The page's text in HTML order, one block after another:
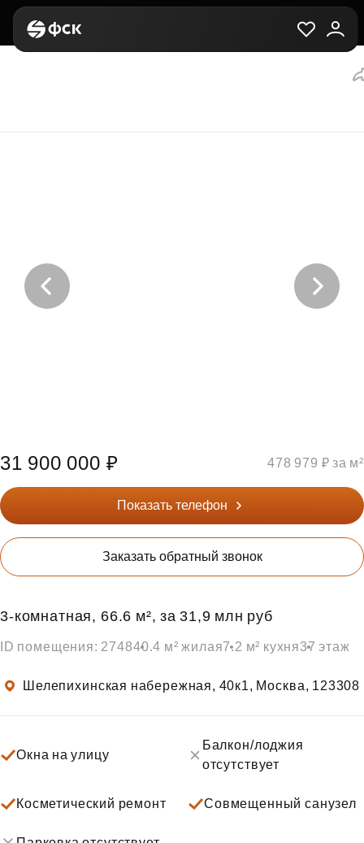
3-комнатная, 66.6
31 900 000 ₽ 478 979 ₽ за м²
Показать телефон
Заказать обратный звонок
3‑комнатная, 66.6 м², за 31,9 млн руб
ID помещения: 274840.4 м² жилая7.2 м² кухня37 этаж
Шелепихинская набережная, 40к1, Москва, 123308
Окна на улицу
Балкон/лоджия
отсутствует
Косметический ремонт Совмещенный санузел